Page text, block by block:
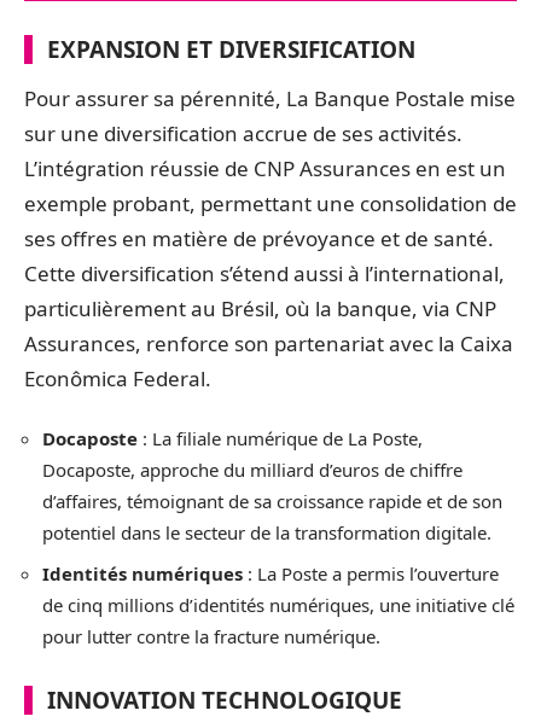
EXPANSION ET DIVERSIFICATION
Pour assurer sa pérennité, La Banque Postale mise
sur une diversification accrue de ses activités.
L’intégration réussie de CNP Assurances en est un
exemple probant, permettant une consolidation de
ses offres en matière de prévoyance et de santé.
Cette diversification s’étend aussi à l’international,
particulièrement au Brésil, où la banque, via CNP
Assurances, renforce son partenariat avec la Caixa
Econômica Federal.
Docaposte : La filiale numérique de La Poste,
Docaposte, approche du milliard d’euros de chiffre
d’affaires, témoignant de sa croissance rapide et de son
potentiel dans le secteur de la transformation digitale.
Identités numériques : La Poste a permis l’ouverture
de cinq millions d’identités numériques, une initiative clé
pour lutter contre la fracture numérique.
INNOVATION TECHNOLOGIQUE